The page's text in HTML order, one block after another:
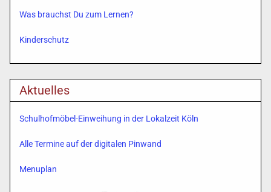
Was brauchst Du zum Lernen?
Kinderschutz
Aktuelles
Schulhofmöbel-Einweihung in der Lokalzeit Köln
Alle Termine auf der digitalen Pinwand
Menuplan